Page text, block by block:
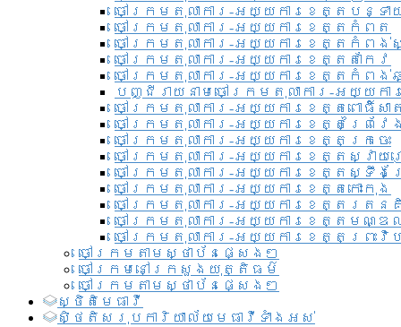
ចៅក្រមតុលាការ-អយ្យការខេត្តបន្ទា
ចៅក្រមតុលាការ-អយ្យការខេត្តកំពត
ចៅក្រមតុលាការ-អយ្យការខេត្តកំពង់
ចៅក្រមតុលាការ-អយ្យការខេត្តតាកែវ
ចៅក្រមតុលាការ-អយ្យការខេត្តកំពង់
បញ្ជីរាយនាមចៅក្រមតុលាការ-អយ្យក
ចៅក្រមតុលាការ-អយ្យការខេត្តពោធិ៍សា
ចៅក្រមតុលាការ-អយ្យការខេត្តព្រៃវែ
ចៅក្រមតុលាការ-អយ្យការខេត្តក្រចេះ
ចៅក្រមតុលាការ-អយ្យការខេត្តស្វាយ
ចៅក្រមតុលាការ-អយ្យការខេត្តស្ទឹង
ចៅក្រមតុលាការ-អយ្យការខេត្តកោះកុង
ចៅក្រមតុលាការ-អយ្យការខេត្តរតន
ចៅក្រមតុលាការ-អយ្យការខេត្តមណ្
ចៅក្រមតុលាការ-អយ្យការខេត្តព្រះវិហ
ចៅក្រមតាមស្ថាប័នផ្សេងៗ
ចៅក្រមនៅក្រសួងយុត្តិធម៌
ចៅក្រមតាមស្ថាប័នផ្សេងៗ
ស្ថិតិមេធាវី
សិ្ថតិសរុបការិយាល័យមេធាវីទាំងអស់​